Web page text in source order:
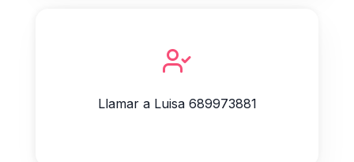
Llamar a Luisa 689973881